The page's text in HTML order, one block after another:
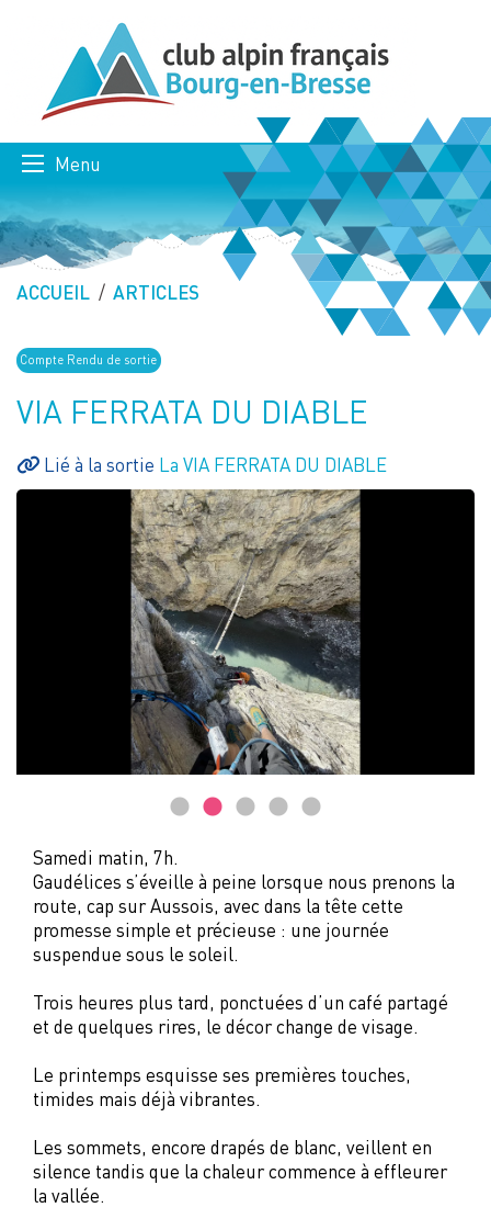
Menu
ACCUEIL ARTICLES
Compte Rendu de sortie
VIA FERRATA DU DIABLE
Lié à la sortie La VIA FERRATA DU DIABLE
Samedi matin, 7h.
Gaudélices s’éveille à peine lorsque nous prenons la
route, cap sur Aussois, avec dans la tête cette
promesse simple et précieuse : une journée
suspendue sous le soleil.
Trois heures plus tard, ponctuées d’un café partagé
et de quelques rires, le décor change de visage.
Le printemps esquisse ses premières touches,
timides mais déjà vibrantes.
Les sommets, encore drapés de blanc, veillent en
silence tandis que la chaleur commence à effleurer
la vallée.